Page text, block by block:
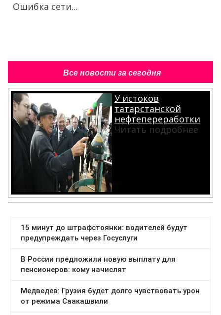
Ошибка сети...
Все новости за сегодня
У истоков
татарстанской
нефтепереработки
Читать подробнее